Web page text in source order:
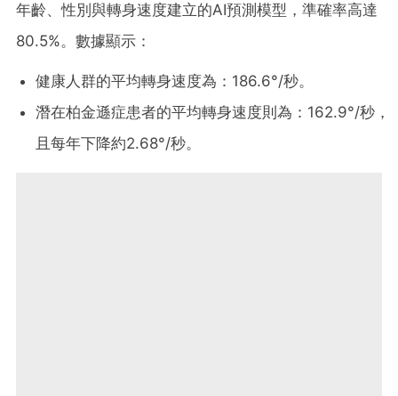
年齡、性別與轉身速度建立的AI預測模型，準確率高達
80.5%。數據顯示：
健康人群的平均轉身速度為：186.6°/秒。
潛在柏金遜症患者的平均轉身速度則為：162.9°/秒，
且每年下降約2.68°/秒。